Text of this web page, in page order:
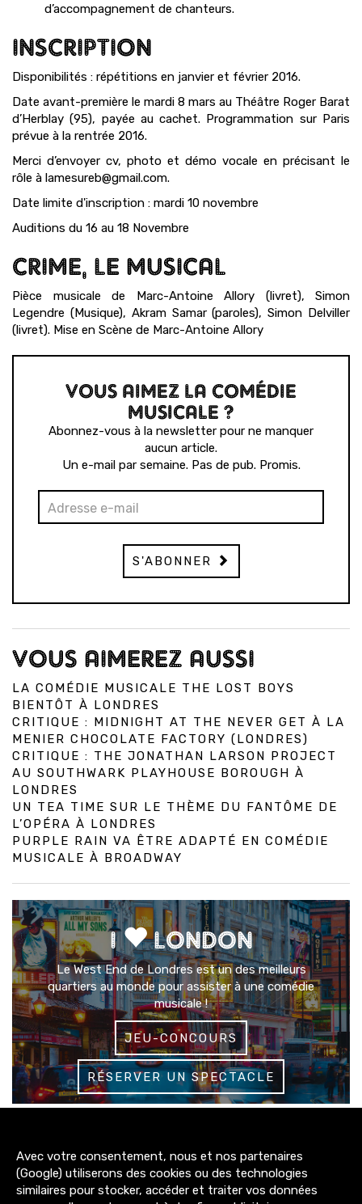
d’accompagnement de chanteurs.
INSCRIPTION
Disponibilités : répétitions en janvier et février 2016.
Date avant-première le mardi 8 mars au Théâtre Roger Barat
d’Herblay (95), payée au cachet. Programmation sur Paris
prévue à la rentrée 2016.
Merci d’envoyer cv, photo et démo vocale en précisant le
rôle à lamesureb@gmail.com.
Date limite d'inscription : mardi 10 novembre
Auditions du 16 au 18 Novembre
CRIME, LE MUSICAL
Pièce musicale de Marc-Antoine Allory (livret), Simon
Legendre (Musique), Akram Samar (paroles), Simon Delviller
(livret). Mise en Scène de Marc-Antoine Allory
VOUS AIMEZ LA COMÉDIE
MUSICALE ?
Abonnez-vous à la newsletter pour ne manquer
aucun article.
Un e-mail par semaine. Pas de pub. Promis.
S'ABONNER
VOUS AIMEREZ AUSSI
LA COMÉDIE MUSICALE THE LOST BOYS
BIENTÔT À LONDRES
CRITIQUE : MIDNIGHT AT THE NEVER GET À LA
MENIER CHOCOLATE FACTORY (LONDRES)
CRITIQUE : THE JONATHAN LARSON PROJECT
AU SOUTHWARK PLAYHOUSE BOROUGH À
LONDRES
UN TEA TIME SUR LE THÈME DU FANTÔME DE
L’OPÉRA À LONDRES
PURPLE RAIN VA ÊTRE ADAPTÉ EN COMÉDIE
MUSICALE À BROADWAY
I LONDON
Le West End de Londres est un des meilleurs
quartiers au monde pour assister à une comédie
musicale !
JEU-CONCOURS
RÉSERVER UN SPECTACLE
3200+
abonnés
Avec votre consentement, nous et nos partenaires
(Google) utiliserons des cookies ou des technologies
similaires pour stocker, accéder et traiter vos données